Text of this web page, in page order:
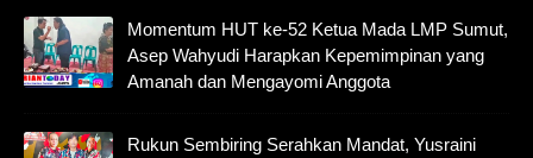
Momentum HUT ke-52 Ketua Mada LMP Sumut,
Asep Wahyudi Harapkan Kepemimpinan yang
Amanah dan Mengayomi Anggota
Rukun Sembiring Serahkan Mandat, Yusraini